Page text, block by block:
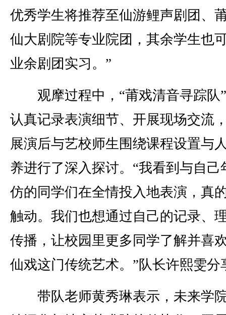
优秀学生将推荐至仙游鲤声剧团、
仙大剧院等专业院团，其余学生也
业余剧团实习。”
观摩过程中，“莆戏清音寻踪队
认真记录表演细节、开展现场交流
展演后与艺校师生围绕课程设置与
养进行了深入探讨。“我看到与自己
仿的同学们在全情投入地表演，真
触动。我们也想通过自己的记录、
传播，让校园里更多同学了解并喜
仙戏这门传统艺术。”队长许熙雯分
带队老师黄秀琳表示，未来学